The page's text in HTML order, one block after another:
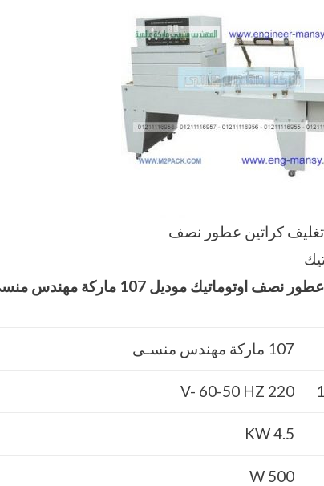
تغليف كراتين عطور نصف
نصف اوتوماتيك موديل 107 ماركة مهندس منسي
107 ماركة مهندس منسـى
220 V- 60-50 HZ
4.5 KW
500 W